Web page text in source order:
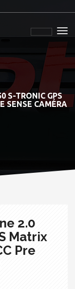
S-TRONIC GPS
SENSE CAMÉRA
2.0
Matrix
Pre